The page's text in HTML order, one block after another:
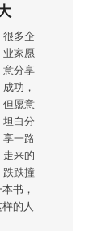
很多企
业家愿
意分享
成功，
但愿意
坦白分
享一路
走来的
跌跌撞
书，
的人